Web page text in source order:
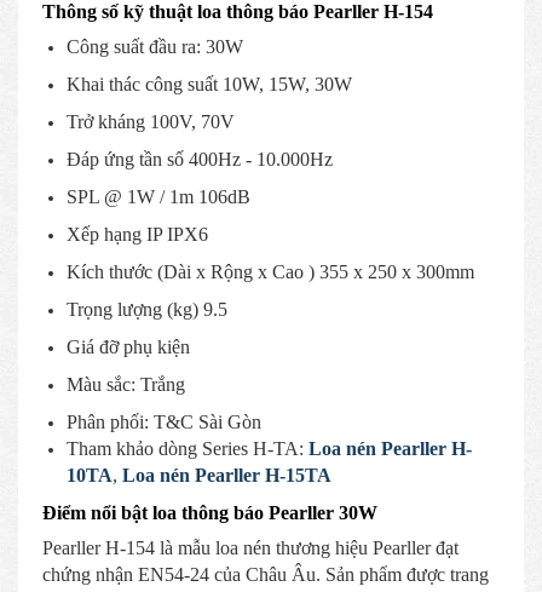
Thông số kỹ thuật loa thông báo Pearller H-154
Công suất đầu ra: 30W
Khai thác công suất 10W, 15W, 30W
Trở kháng 100V, 70V
Đáp ứng tần số 400Hz - 10.000Hz
SPL @ 1W / 1m 106dB
Xếp hạng IP IPX6
Kích thước (Dài x Rộng x Cao ) 355 x 250 x 300mm
Trọng lượng (kg) 9.5
Giá đỡ phụ kiện
Màu sắc: Trắng
Phân phối: T&C Sài Gòn
Tham khảo dòng Series H-TA: Loa nén Pearller H-
10TA, Loa nén Pearller H-15TA
Điểm nổi bật loa thông báo Pearller 30W
Pearller H-154 là mẫu loa nén thương hiệu Pearller đạt
chứng nhận EN54-24 của Châu Âu. Sản phẩm được trang